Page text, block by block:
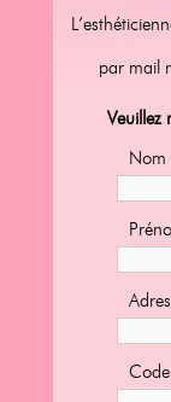
par mail
Veuillez
Nom